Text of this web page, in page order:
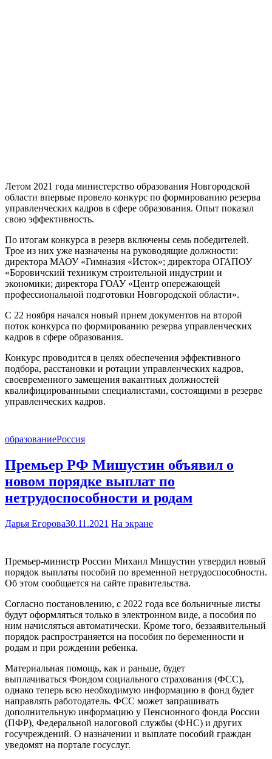
Летом 2021 года министерство образования Новгородской
области впервые провело конкурс по формированию резерва
управленческих кадров в сфере образования. Опыт показал
свою эффективность.
По итогам конкурса в резерв включены семь победителей.
Трое из них уже назначены на руководящие должности:
директора МАОУ «Гимназия «Исток»; директора ОГАПОУ
«Боровичский техникум строительной индустрии и
экономики; директора ГОАУ «Центр опережающей
профессиональной подготовки Новгородской области».
С 22 ноября начался новый прием документов на второй
поток конкурса по формированию резерва управленческих
кадров в сфере образования.
Конкурс проводится в целях обеспечения эффективного
подбора, расстановки и ротации управленческих кадров,
своевременного замещения вакантных должностей
квалифицированными специалистами, состоящими в резерве
управленческих кадров.
образованиеРоссия
Премьер РФ Мишустин объявил о
новом порядке выплат по
нетрудоспособности и родам
Дарья Егорова30.11.2021 На экране
Премьер-министр России Михаил Мишустин утвердил новый
порядок выплаты пособий по временной нетрудоспособности.
Об этом сообщается на сайте правительства.
Согласно постановлению, с 2022 года все больничные листы
будут оформляться только в электронном виде, а пособия по
ним начисляться автоматически. Кроме того, беззаявительный
порядок распространяется на пособия по беременности и
родам и при рождении ребенка.
Материальная помощь, как и раньше, будет
выплачиваться Фондом социального страхования (ФСС),
однако теперь всю необходимую информацию в фонд будет
направлять работодатель. ФСС может запрашивать
дополнительную информацию у Пенсионного фонда России
(ПФР), Федеральной налоговой службы (ФНС) и других
госучреждений. О назначении и выплате пособий граждан
уведомят на портале госуслуг.